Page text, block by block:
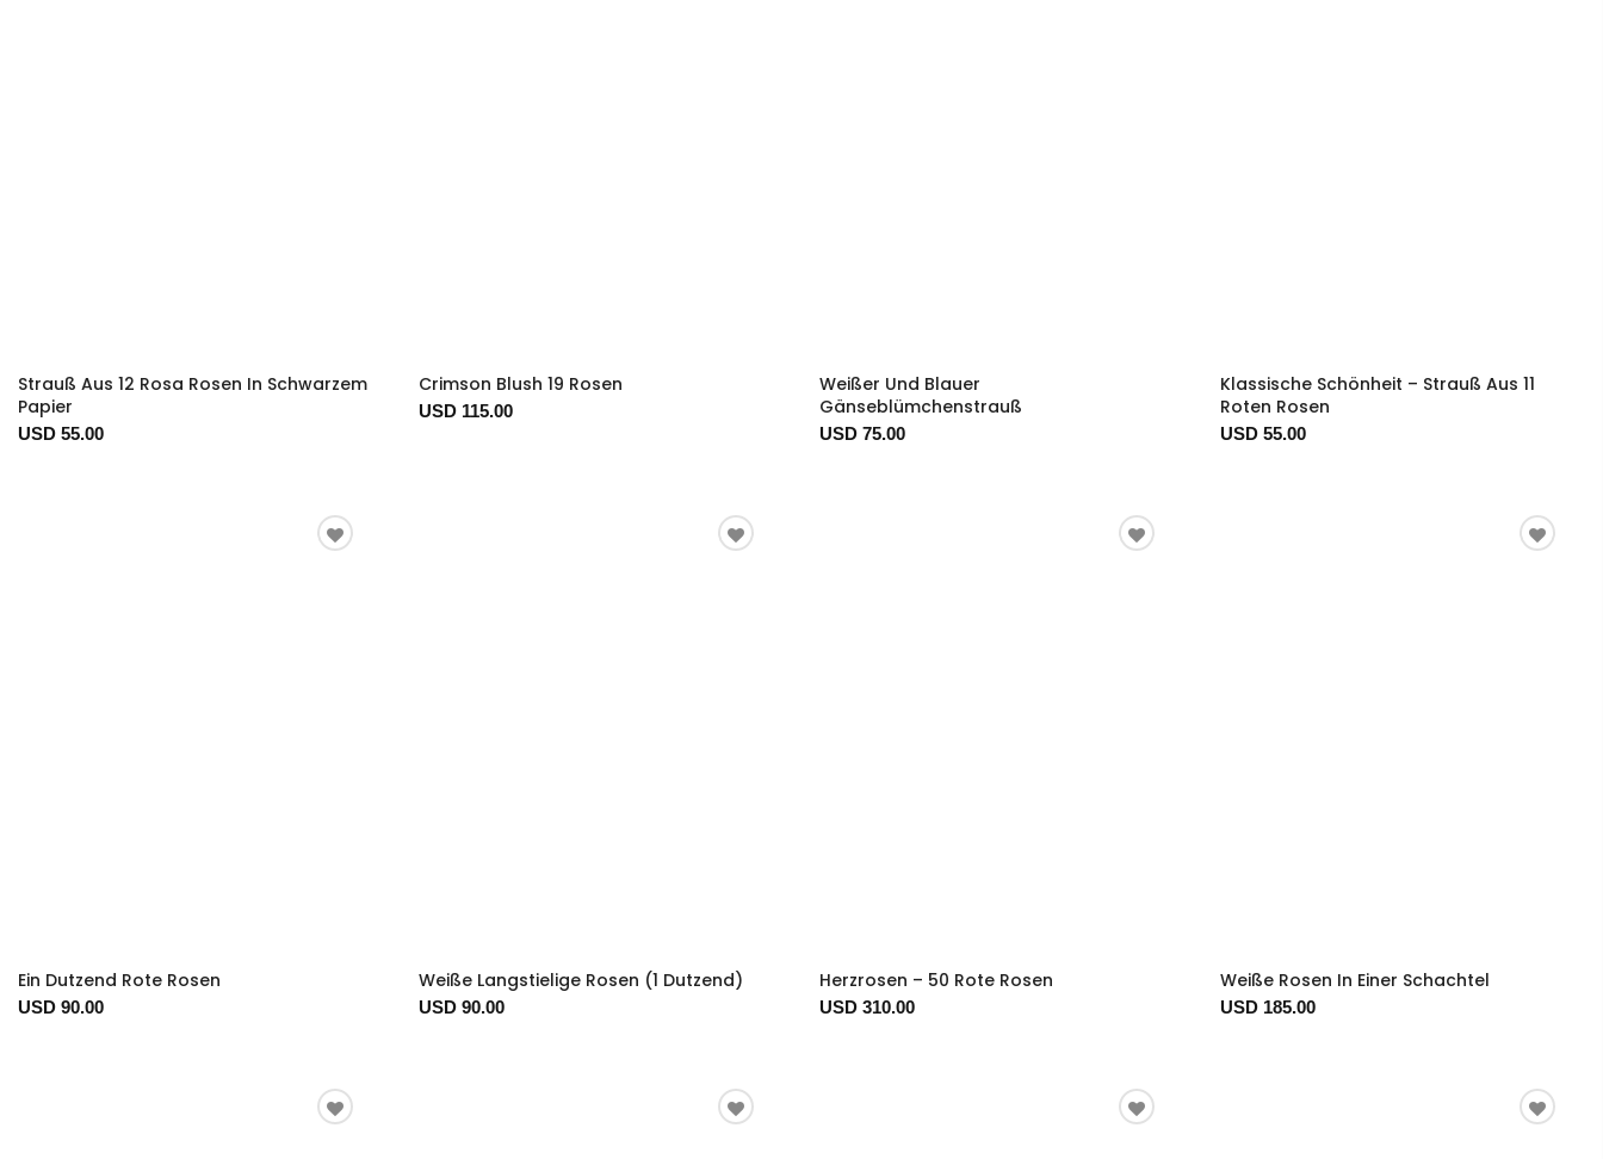
Strauß Aus 12 Rosa Rosen In Schwarzem
Papier
USD 55.00
Crimson Blush 19 Rosen
USD 115.00
Weißer Und Blauer
Gänseblümchenstrauß
USD 75.00
Klassische Schönheit – Strauß Aus 11
Roten Rosen
USD 55.00
Ein Dutzend Rote Rosen
USD 90.00
Weiße Langstielige Rosen (1 Dutzend)
USD 90.00
Herzrosen – 50 Rote Rosen
USD 310.00
Weiße Rosen In Einer Schachtel
USD 185.00